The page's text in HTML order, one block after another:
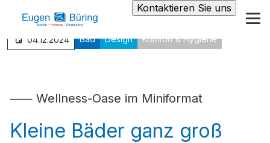
Kontaktieren Sie uns
04.12.2024 Bad Design Komfort & Hygiene
⸺ Wellness-Oase im Miniformat
Kleine Bäder ganz groß